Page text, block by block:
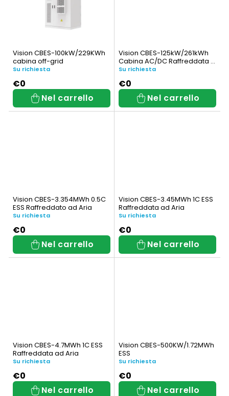
o
d
o
t
d
o
t
t
Vision CBES-100kW/229KWh
cabina off-grid
Su richiesta
€0
Nel carrello
Vision CBES-125kW/261kWh
Cabina AC/DC Raffreddata a
Liquido
Su richiesta
€0
Nel carrello
Vision CBES-3.354MWh 0.5C
ESS Raffreddato ad Aria
Su richiesta
€0
Nel carrello
Vision CBES-3.45MWh 1C ESS
Raffreddata ad Aria
Su richiesta
€0
Nel carrello
Vision CBES-4.7MWh 1C ESS
Raffreddata ad Aria
Su richiesta
€0
Nel carrello
Vision CBES-500KW/1.72MWh
ESS
Su richiesta
€0
Nel carrello